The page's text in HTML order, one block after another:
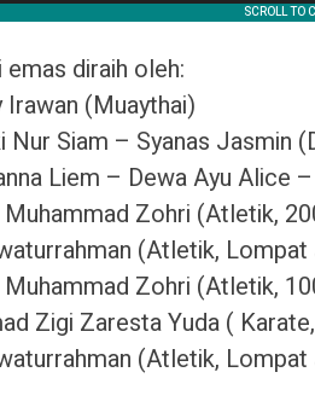
emas diraih oleh:
Irawan (Muaythai)
Nur Siam – Syanas Jasmin
Liem – Dewa Ayu Alice
Muhammad Zohri (Atletik,
(Atletik, Lompat
Muhammad Zohri (Atletik,
Zigi Zaresta Yuda (
(Atletik,